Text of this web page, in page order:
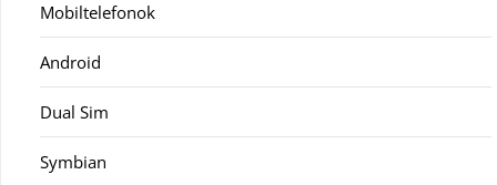
Mobiltelefonok
Android
Dual Sim
Symbian